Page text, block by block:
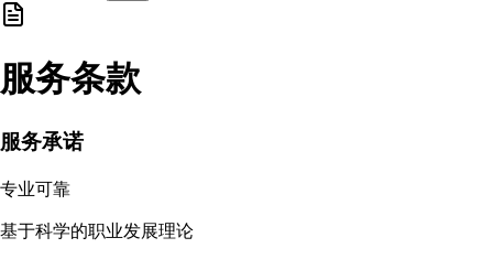
服务条款
服务承诺
专业可靠
基于科学的职业发展理论